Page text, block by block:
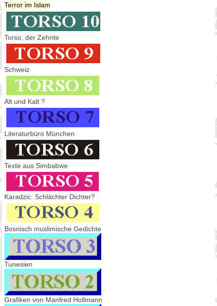
Terror im Islam
Torso, der Zehnte
Schweiz
Alt und Kalt ?
Literaturbüro München
Texte aus Simbabwe
Karadzic: Schlächter Dichter?
Bosnisch muslimische Gedichte
Tunesien
Grafiken von Manfred Hollmann